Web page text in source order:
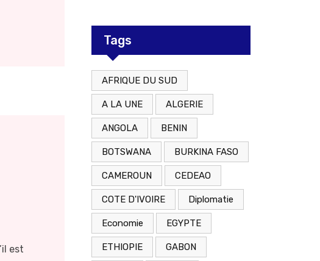
est
redorer le blason
Tags
AFRIQUE DU SUD
A LA UNE ALGERIE
ANGOLA BENIN
BOTSWANA BURKINA FASO
CAMEROUN CEDEAO
COTE D'IVOIRE Diplomatie
Economie EGYPTE
ETHIOPIE GABON